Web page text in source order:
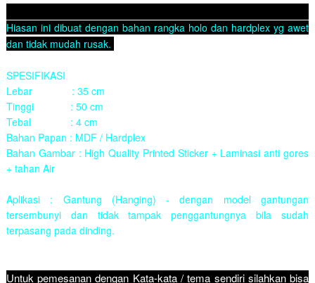
Hiasan ini dibuat dengan bahan rangka holo dan hardplex yg awet
dan tidak mudah rusak.
SPESIFIKASI
Lebar : 35 cm
Tinggi : 50 cm
Tebal : 4 cm
Bahan Papan : MDF / Hardplex
Bahan Gambar : High Quality Printed Sticker + Laminasi anti gores
+ tahan Air
Aplikasi : Gantung (Hanging) - dengan model gantungan
tersembunyi dan tidak tampak penggantungnya bila sudah
terpasang pada dinding.
Untuk pemesanan dengan Kata-kata / tema sendiri silahkan bisa